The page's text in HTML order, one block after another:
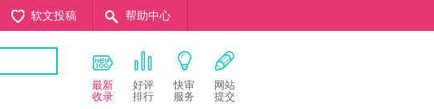
软文投稿 帮助中心
最新
收录
好评
排行
快审
服务
网站
提交